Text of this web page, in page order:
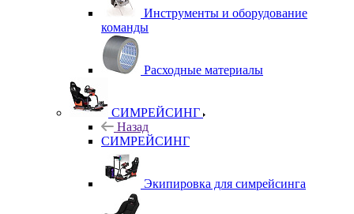
Инструменты и оборудование
команды
Расходные материалы
СИМРЕЙСИНГ
Назад
СИМРЕЙСИНГ
Экипировка для симрейсинга